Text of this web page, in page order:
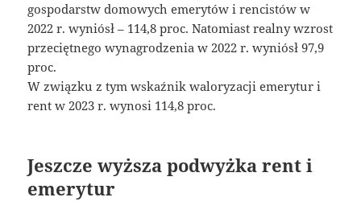
gospodarstw domowych emerytów i rencistów w
2022 r. wyniósł – 114,8 proc. Natomiast realny wzrost
przeciętnego wynagrodzenia w 2022 r. wyniósł 97,9
proc.
W związku z tym wskaźnik waloryzacji emerytur i
rent w 2023 r. wynosi 114,8 proc.
Jeszcze wyższa podwyżka rent i
emerytur